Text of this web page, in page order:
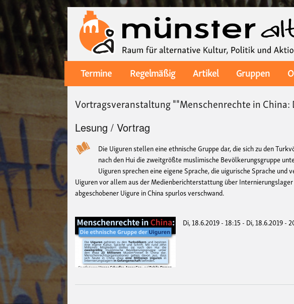
Main
navigation
Termine Regelmäßig Artikel Gruppen
Vortragsveranstaltung ""Menschenrechte in
Lesung / Vortrag
Die Uiguren stellen eine ethnische Gruppe dar, die sich zu den
nach den Hui die zweitgrößte muslimische Bevölkerungsgruppe
Uiguren sprechen eine eigene Sprache, die uigurische Sprache
Uiguren vor allem aus der Medienberichterstattung über
abgeschobener Uigure in China spurlos verschwand.
Di, 18.6.2019 - 18:15 - Di, 18.6.2019 -